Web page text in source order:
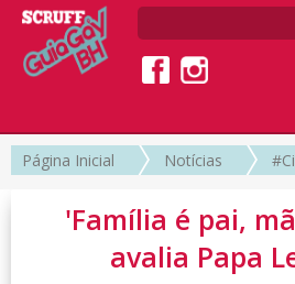
Página Inicial Notícias
'Família é pai,
avalia Papa